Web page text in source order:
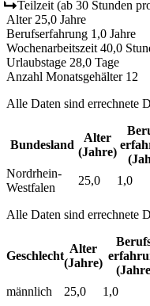
Teilzeit (ab 30 Stunden
Alter 25,0 Jahre
Berufserfahrung 1,0 Jahre
Wochenarbeitszeit 40,0
Urlaubstage 28,0 Tage
Anzahl Monatsgehälter 12
Alle Daten sind errechnete
Bundesland
Alter
(Jahre)
Nordrhein-
Westfalen
25,0 1,0
Alle Daten sind errechnete
Geschlecht
Alter
(Jahre)
männlich 25,0 1,0